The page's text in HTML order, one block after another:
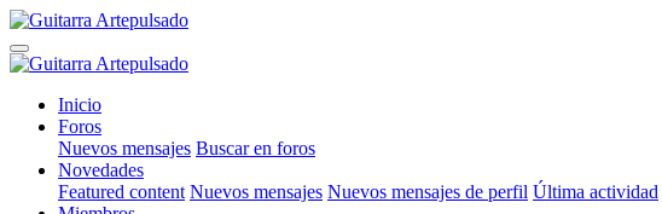
Inicio
Foros
Nuevos mensajes Buscar en foros
Novedades
Featured content Nuevos mensajes Nuevos mensajes de perfil Última actividad